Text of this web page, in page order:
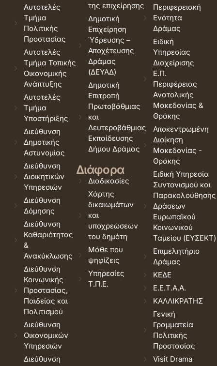
Αυτοτελές
Τμήμα
Πολιτικής
Προστασίας
Αυτοτελές
Τμήμα Τοπικής
Οικονομικής
Ανάπτυξης
Αυτοτελές
Τμήμα
Υποστήριξης
Διεύθυνση
Δημοτικής
Αστυνομίας
Διεύθυνση
Διοικητικών
Υπηρεσιών
Διεύθυνση
Δόμησης
Διεύθυνση
Καθαριότητας
&
Ανακύκλωσης
Διεύθυνση
Κοινωνικής
Προστασίας,
Παιδείας και
Πολιτισμού
Διεύθυνση
Οικονομικών
Υπηρεσιών
Διεύθυνση
της επιχείρησης
Δημοτική
Επιχείρηση
Ύδρευσης –
Αποχέτευσης
Δράμας
(ΔΕΥΑΔ)
Δημοτική
Επιτροπή
Πρωτοβάθμιας
και
Δευτεροβάθμιας
Εκπαίδευσης
Δήμου Δράμας
Διάφορα
Διαδικασίες
Χάρτης
δικαιωμάτων
και
υποχρεώσεων
του δημότη
Μάθε που
ψηφίζεις
Υπηρεσίες
Τ.Π.Ε.
Περιφερειακή
Ενότητα
Δράμας
Ειδική
Υπηρεσίας
Διαχείρισης
Ε.Π.
Περιφέρειας
Ανατολικής
Μακεδονίας &
Θράκης
Αποκεντρωμένη
Διοίκηση
Μακεδονίας -
Θράκης
Ειδική Υπηρεσία
Συντονισμού και
Παρακολούθησης
Δράσεων
Ευρωπαϊκού
Κοινωνικού
Ταμείου (ΕΥΣΕΚΤ)
Επιμελητήριο
Δράμας
ΚΕΔΕ
Ε.Ε.Τ.Α.Α.
ΚΑΛΛΙΚΡΑΤΗΣ
Γενική
Γραμματεία
Πολιτικής
Προστασίας
Visit Drama